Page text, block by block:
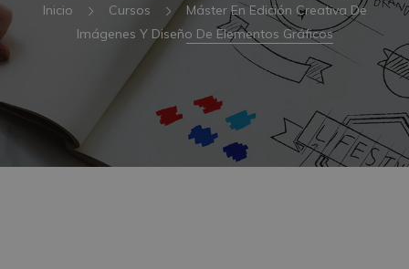
Inicio Cursos
Máster En Edición Creativa De
Imágenes Y Diseño De Elementos Gráficos